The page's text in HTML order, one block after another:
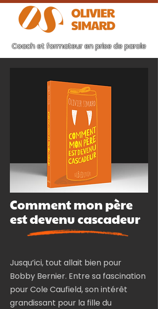
Coach et formateur en prise de parole
Comment mon père
est devenu cascadeur
Jusqu’ici, tout allait bien pour
Bobby Bernier. Entre sa fascination
pour Cole Caufield, son intérêt
grandissant pour la fille du